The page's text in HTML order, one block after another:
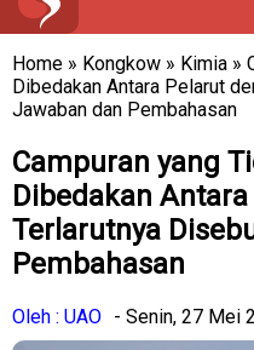
Home » Kongkow » Kimia »
Dibedakan Antara Pelarut
Jawaban dan Pembahasan
Campuran yang
Dibedakan
Terlarutnya
Pembahasan
Oleh : UAO - Senin, 27 Mei